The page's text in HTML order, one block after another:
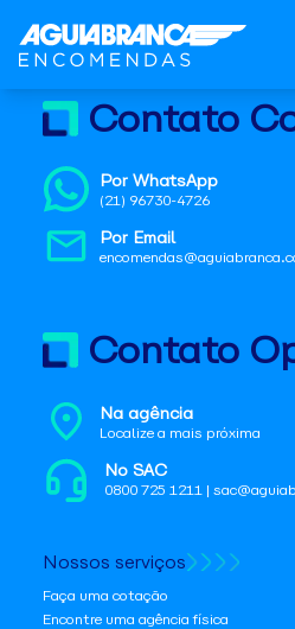
Contato
Por WhatsApp
(21) 96730-4726
Por Email
Contato
Na agência
Localize a mais próxima
No SAC
0800 725 1211 |
Nossos serviços
Faça uma cotação
Encontre uma agência física